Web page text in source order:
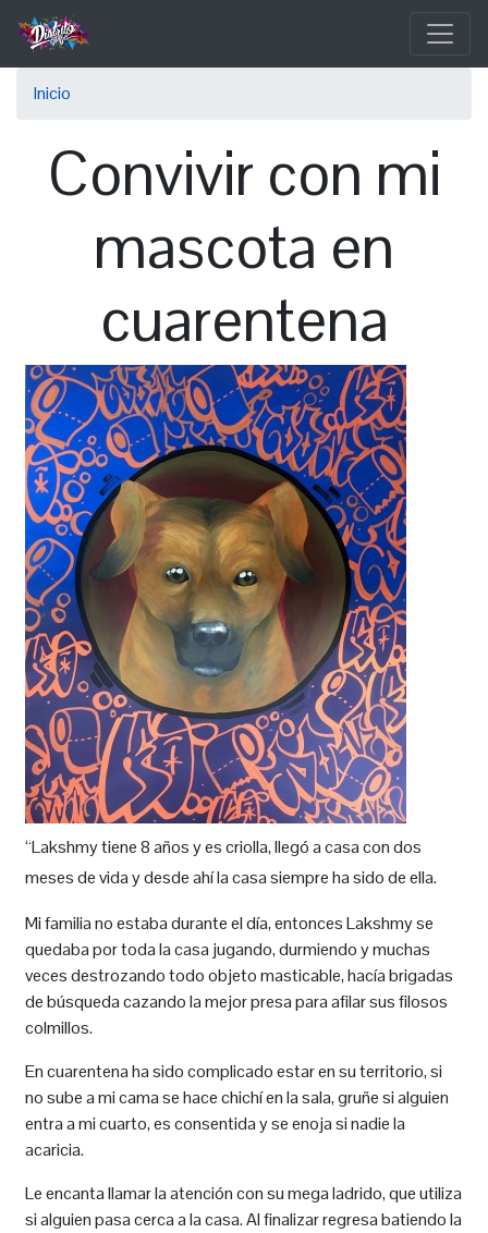
Pasar
contenido
principalSobrescribir
de
navegación
Inicio
Convivir con mi
mascota en
cuarentena
“Lakshmy tiene 8 años y es criolla, llegó a casa con dos
meses de vida y desde ahí la casa siempre ha sido de ella.
Mi familia no estaba durante el día, entonces Lakshmy se
quedaba por toda la casa jugando, durmiendo y muchas
veces destrozando todo objeto masticable, hacía brigadas
de búsqueda cazando la mejor presa para afilar sus filosos
colmillos.
En cuarentena ha sido complicado estar en su territorio, si
no sube a mi cama se hace chichí en la sala, gruñe si alguien
entra a mi cuarto, es consentida y se enoja si nadie la
acaricia.
Le encanta llamar la atención con su mega ladrido, que utiliza
si alguien pasa cerca a la casa. Al finalizar regresa batiendo la